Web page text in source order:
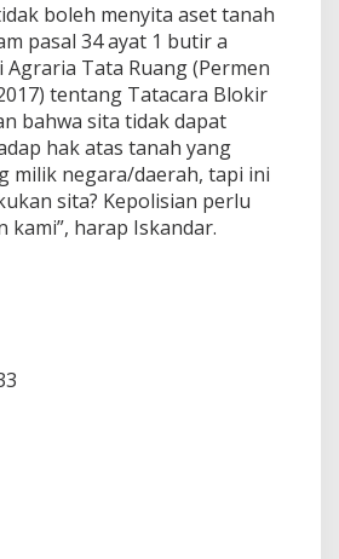
boleh menyita aset tanah
pasal 34 ayat 1 butir a
Tata Ruang (Permen
tentang Tatacara Blokir
bahwa sita tidak dapat
hak atas tanah yang
milik negara/daerah, tapi ini
sita? Kepolisian perlu
kami”, harap Iskandar.